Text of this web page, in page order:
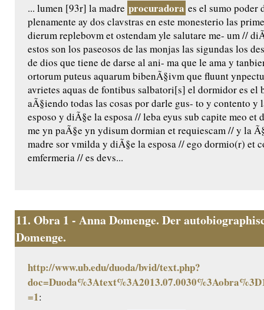
... lumen [93r] la madre procuradora es el sumo poder
plenamente ay dos clavstras en este monesterio las
dierum replebovm et ostendam yle salutare me- um //
estos son los paseosos de las monjas las sigundas los
de dios que tiene de darse al ani- ma que le ama y
ortorum puteus aquarum bibenÃ§ivm que fluunt
avrietes aquas de fontibus salbatori[s] el dormidor es el
aÃ§iendo todas las cosas por darle gus- to y contento y
esposo y diÃ§e la esposa // leba eyus sub capite meo et
me yn paÃ§e yn ydisum dormian et requiescam // y la
madre sor vmilda y diÃ§e la esposa // ego dormio(r) et
emfermeria // es devs...
11. Obra 1 - Anna Domenge. Der
Domenge.
http://www.ub.edu/duoda/bvid/text.php?
=1: